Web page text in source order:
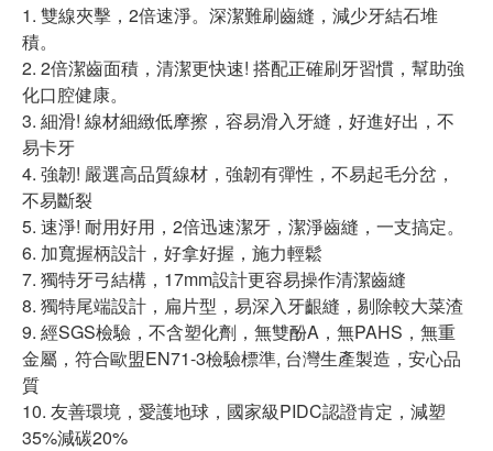
1. 雙線夾擊，2倍速淨。深潔難刷齒縫，減少牙結石堆
積。
2. 2倍潔齒面積，清潔更快速! 搭配正確刷牙習慣，幫助強
化口腔健康。
3. 細滑! 線材細緻低摩擦，容易滑入牙縫，好進好出，不
易卡牙
4. 強韌! 嚴選高品質線材，強韌有彈性，不易起毛分岔，
不易斷裂
5. 速淨! 耐用好用，2倍迅速潔牙，潔淨齒縫，一支搞定。
6. 加寬握柄設計，好拿好握，施力輕鬆
7. 獨特牙弓結構，17mm設計更容易操作清潔齒縫
8. 獨特尾端設計，扁片型，易深入牙齦縫，剔除較大菜渣
9. 經SGS檢驗，不含塑化劑，無雙酚A，無PAHS，無重
金屬，符合歐盟EN71-3檢驗標準, 台灣生產製造，安心品
質
10. 友善環境，愛護地球，國家級PIDC認證肯定，減塑
35%減碳20%